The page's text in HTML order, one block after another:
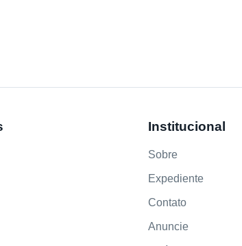
Institucional
Sobre
Expediente
Contato
Anuncie